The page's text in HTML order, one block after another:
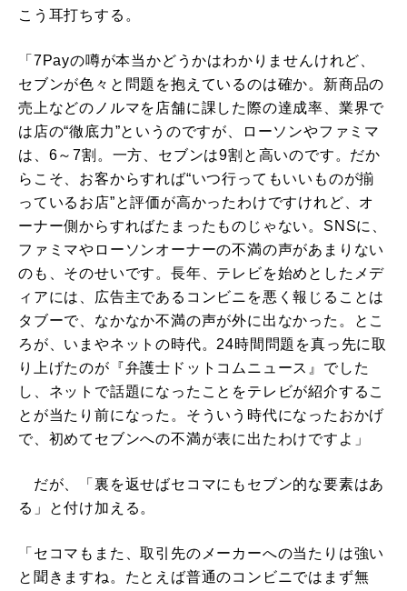
こう耳打ちする。
「7Payの噂が本当かどうかはわかりませんけれど、
セブンが色々と問題を抱えているのは確か。新商品の
売上などのノルマを店舗に課した際の達成率、業界で
は店の“徹底力”というのですが、ローソンやファミマ
は、6～7割。一方、セブンは9割と高いのです。だか
らこそ、お客からすれば“いつ行ってもいいものが揃
っているお店”と評価が高かったわけですけれど、オ
ーナー側からすればたまったものじゃない。SNSに、
ファミマやローソンオーナーの不満の声があまりない
のも、そのせいです。長年、テレビを始めとしたメデ
ィアには、広告主であるコンビニを悪く報じることは
タブーで、なかなか不満の声が外に出なかった。とこ
ろが、いまやネットの時代。24時間問題を真っ先に取
り上げたのが『弁護士ドットコムニュース』でした
し、ネットで話題になったことをテレビが紹介するこ
とが当たり前になった。そういう時代になったおかげ
で、初めてセブンへの不満が表に出たわけですよ」
だが、「裏を返せばセコマにもセブン的な要素はあ
る」と付け加える。
「セコマもまた、取引先のメーカーへの当たりは強い
と聞きますね。たとえば普通のコンビニではまず無